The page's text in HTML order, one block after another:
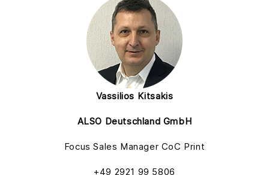
Vassilios Kitsakis
ALSO Deutschland GmbH
Focus Sales Manager CoC Print
+49 2921 99 5806